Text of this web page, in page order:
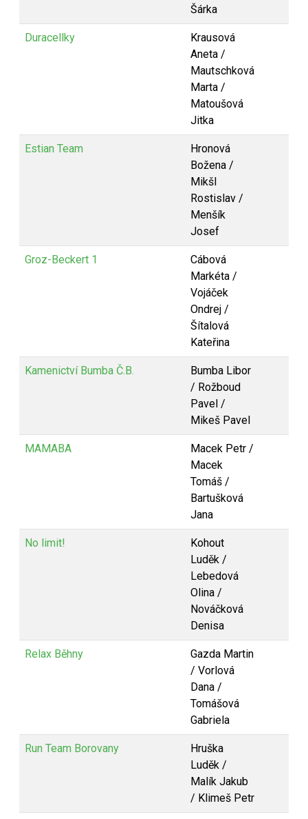
Šárka
Duracellky
Krausová
Aneta /
Mautschková
Marta /
Matoušová
Jitka
Estian Team
Hronová
Božena /
Mikšl
Rostislav /
Menšík
Josef
Groz-Beckert 1
Cábová
Markéta /
Vojáček
Ondrej /
Šítalová
Kateřina
Kamenictví Bumba Č.B.
Bumba Libor
/ Rožboud
Pavel /
Mikeš Pavel
MAMABA
Macek Petr /
Macek
Tomáš /
Bartušková
Jana
No limit!
Kohout
Luděk /
Lebedová
Olina /
Nováčková
Denisa
Relax Běhny
Gazda Martin
/ Vorlová
Dana /
Tomášová
Gabriela
Run Team Borovany
Hruška
Luděk /
Malík Jakub
/ Klimeš Petr